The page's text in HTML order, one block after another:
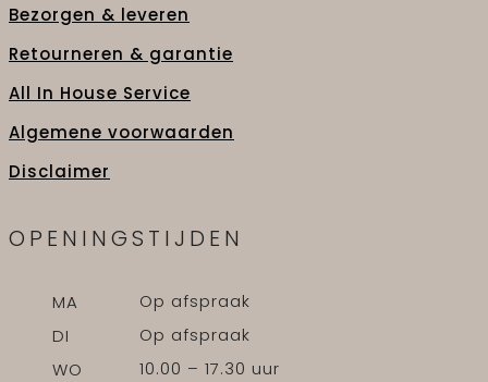
Bezorgen & leveren
Retourneren & garantie
All In House Service
Algemene voorwaarden
Disclaimer
OPENINGSTIJDEN
MA
Op afspraak
DI
Op afspraak
WO
10.00 – 17.30 uur